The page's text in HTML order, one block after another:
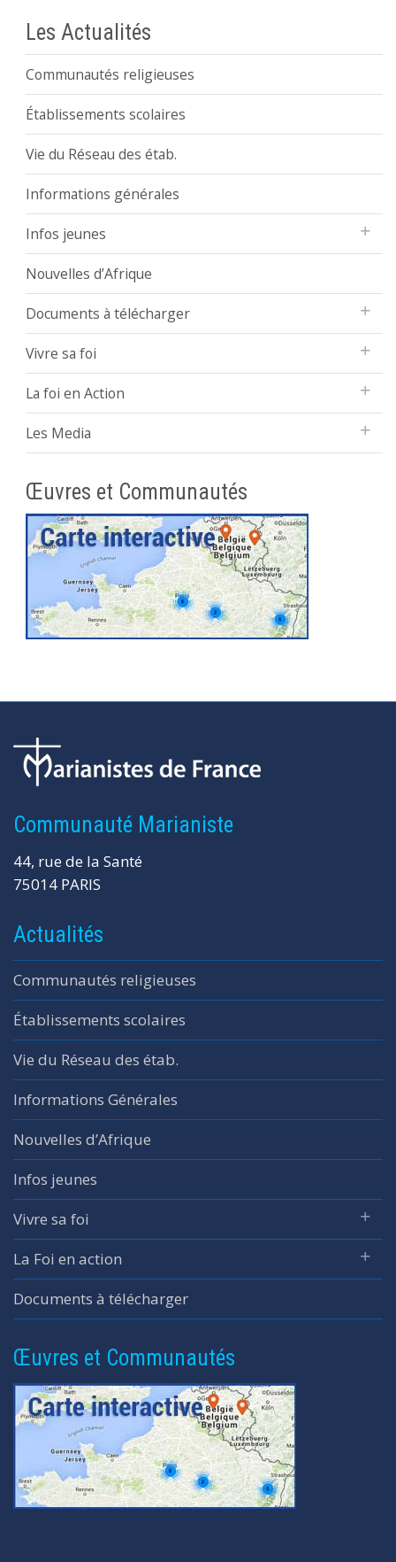
Les Actualités
Communautés religieuses
Établissements scolaires
Vie du Réseau des étab.
Informations générales
Infos jeunes
Nouvelles d’Afrique
Documents à télécharger
Vivre sa foi
La foi en Action
Les Media
Œuvres et Communautés
Communauté Marianiste
44, rue de la Santé
75014 PARIS
Actualités
Communautés religieuses
Établissements scolaires
Vie du Réseau des étab.
Informations Générales
Nouvelles d’Afrique
Infos jeunes
Vivre sa foi
La Foi en action
Documents à télécharger
Œuvres et Communautés